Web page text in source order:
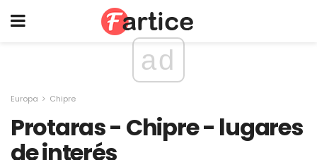
ad
Europa Chipre
Protaras - Chipre - lugares
de interés